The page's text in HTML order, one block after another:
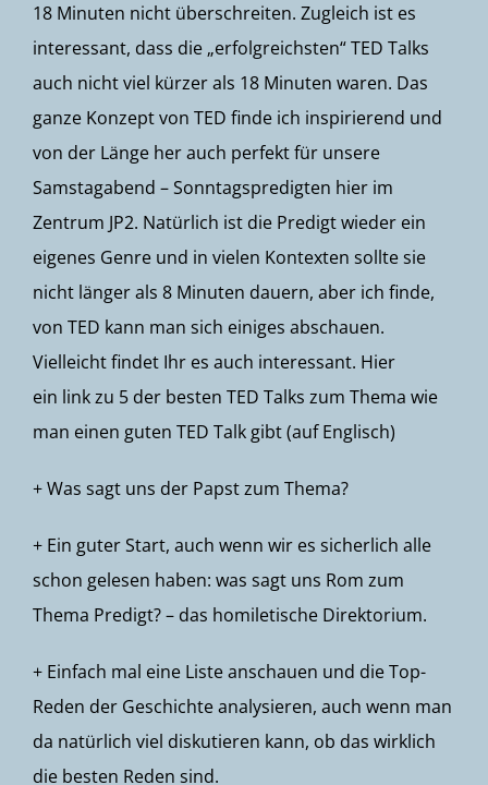
18 Minuten nicht überschreiten. Zugleich ist es
interessant, dass die „erfolgreichsten“ TED Talks
auch nicht viel kürzer als 18 Minuten waren. Das
ganze Konzept von TED finde ich inspirierend und
von der Länge her auch perfekt für unsere
Samstagabend – Sonntagspredigten hier im
Zentrum JP2. Natürlich ist die Predigt wieder ein
eigenes Genre und in vielen Kontexten sollte sie
nicht länger als 8 Minuten dauern, aber ich finde,
von TED kann man sich einiges abschauen.
Vielleicht findet Ihr es auch interessant. Hier
ein link zu 5 der besten TED Talks zum Thema wie
man einen guten TED Talk gibt (auf Englisch)
+ Was sagt uns der Papst zum Thema?
+ Ein guter Start, auch wenn wir es sicherlich alle
schon gelesen haben: was sagt uns Rom zum
Thema Predigt? – das homiletische Direktorium.
+ Einfach mal eine Liste anschauen und die Top-
Reden der Geschichte analysieren, auch wenn man
da natürlich viel diskutieren kann, ob das wirklich
die besten Reden sind.